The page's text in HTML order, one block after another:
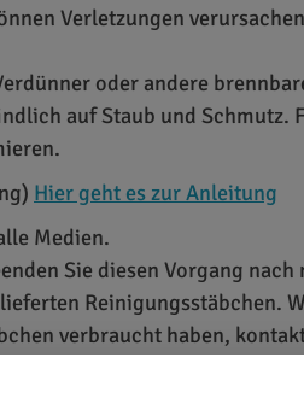
Verletzungen
oder andere
auf Staub und Schmutz.
Hier geht es zur Anleitung
Medien.
Sie diesen Vorgang
Reinigungsstäbchen.
verbraucht haben,